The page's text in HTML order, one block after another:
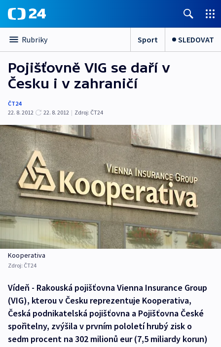
Rubriky Sport SLEDOVAT
Pojišťovně VIG se daří v
Česku i v zahraničí
ČT24
22. 8. 2012
22. 8. 2012 | Zdroj: ČT24
Kooperativa
Zdroj: ČT24
Vídeň - Rakouská pojišťovna Vienna Insurance Group
(VIG), kterou v Česku reprezentuje Kooperativa,
Česká podnikatelská pojišťovna a Pojišťovna České
spořitelny, zvýšila v prvním pololetí hrubý zisk o
sedm procent na 302 milionů eur (7,5 miliardy korun)